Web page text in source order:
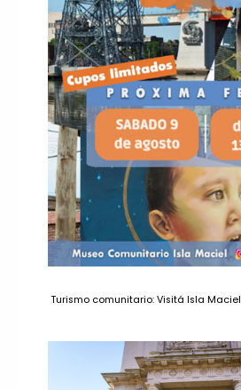
Turismo comunitario: Visitá Isla Maciel